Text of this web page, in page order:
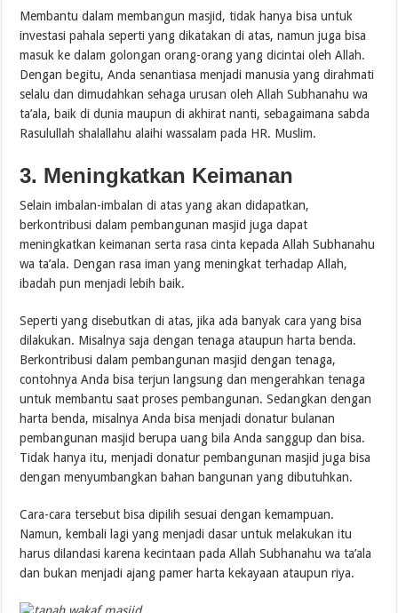
Membantu dalam membangun masjid, tidak hanya bisa untuk
investasi pahala seperti yang dikatakan di atas, namun juga bisa
masuk ke dalam golongan orang-orang yang dicintai oleh Allah.
Dengan begitu, Anda senantiasa menjadi manusia yang dirahmati
selalu dan dimudahkan sehaga urusan oleh Allah Subhanahu wa
ta’ala, baik di dunia maupun di akhirat nanti, sebagaimana sabda
Rasulullah shalallahu alaihi wassalam pada HR. Muslim.
3. Meningkatkan Keimanan
Selain imbalan-imbalan di atas yang akan didapatkan,
berkontribusi dalam pembangunan masjid juga dapat
meningkatkan keimanan serta rasa cinta kepada Allah Subhanahu
wa ta’ala. Dengan rasa iman yang meningkat terhadap Allah,
ibadah pun menjadi lebih baik.
Seperti yang disebutkan di atas, jika ada banyak cara yang bisa
dilakukan. Misalnya saja dengan tenaga ataupun harta benda.
Berkontribusi dalam pembangunan masjid dengan tenaga,
contohnya Anda bisa terjun langsung dan mengerahkan tenaga
untuk membantu saat proses pembangunan. Sedangkan dengan
harta benda, misalnya Anda bisa menjadi donatur bulanan
pembangunan masjid berupa uang bila Anda sanggup dan bisa.
Tidak hanya itu, menjadi donatur pembangunan masjid juga bisa
dengan menyumbangkan bahan bangunan yang dibutuhkan.
Cara-cara tersebut bisa dipilih sesuai dengan kemampuan.
Namun, kembali lagi yang menjadi dasar untuk melakukan itu
harus dilandasi karena kecintaan pada Allah Subhanahu wa ta’ala
dan bukan menjadi ajang pamer harta kekayaan ataupun riya.